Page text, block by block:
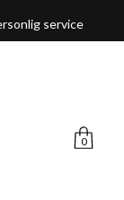
service
0